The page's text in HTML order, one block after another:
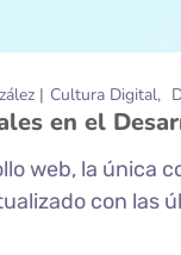
Cultura Digital
en el
web, la única
con las